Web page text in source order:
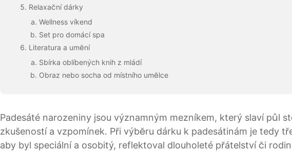
Relaxační dárky
Wellness víkend
Set pro domácí spa
Literatura a umění
Sbírka oblíbených knih z mládí
Obraz nebo socha od místního umělce
Padesáté narozeniny jsou významným mezníkem, který slaví půl
zkušeností a vzpomínek. Při výběru dárku k padesátinám je tedy
aby byl speciální a osobitý, reflektoval dlouholeté přátelství či